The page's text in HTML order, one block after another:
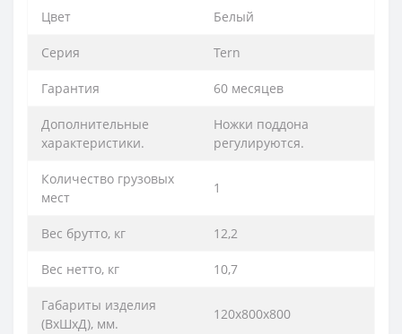
Цвет Белый
Серия Tern
Гарантия 60 месяцев
Дополнительные
характеристики.
Ножки поддона
регулируются.
Количество грузовых
мест
1
Вес брутто, кг 12,2
Вес нетто, кг 10,7
Габариты изделия
(ВхШхД), мм.
120х800х800